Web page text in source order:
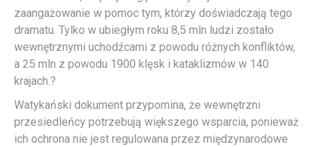
zaangażowanie w pomoc tym, którzy doświadczają tego
dramatu. Tylko w ubiegłym roku 8,5 mln ludzi zostało
wewnętrznymi uchodźcami z powodu różnych konfliktów,
a 25 mln z powodu 1900 klęsk i kataklizmów w 140
krajach.?
Watykański dokument przypomina, że wewnętrzni
przesiedleńcy potrzebują większego wsparcia, ponieważ
ich ochrona nie jest regulowana przez międzynarodowe